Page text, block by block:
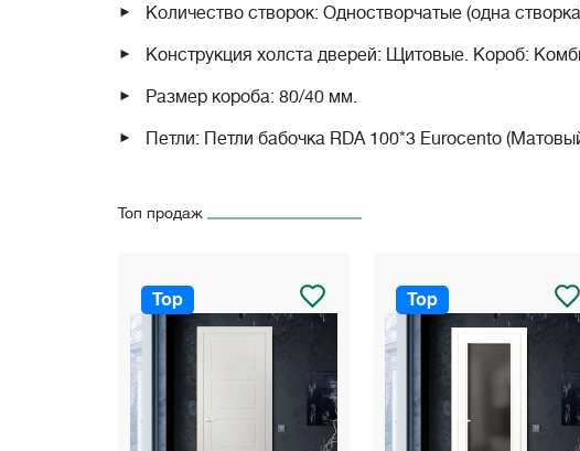
Количество створок: Одностворчатые (одна
Конструкция холста дверей: Щитовые. Короб:
Размер короба: 80/40 мм.
Петли: Петли бабочка RDA 100*3 Eurocento
Замки: AGB Evolution (Никель или черный), AGB
Расширитель: 100 мм – для стен толщиной до 160
Цвет: Белый матовый, белый ясень, серый темный/
Гарантия: 5 лет
Топ продаж